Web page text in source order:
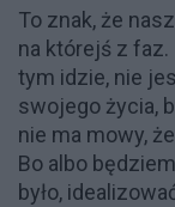
To znak, że
na którejś z faz.
tym idzie, nie
swojego życia,
nie ma mowy,
Bo albo
było,